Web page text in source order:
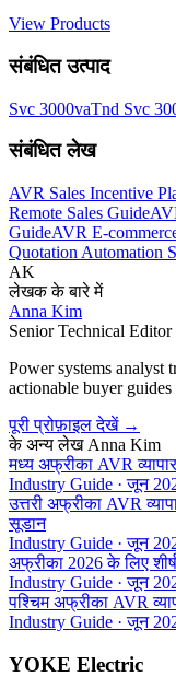
View Products
संबंधित उत्पाद
Svc 3000vaTnd Svc
संबंधित लेख
AVR Sales Incentive
Remote Sales Guide
GuideAVR E-
Quotation Automation
AK
लेखक के बारे में
Anna Kim
Senior Technical
Power systems analyst
actionable buyer
पूरी प्रोफ़ाइल देखें→
के अन्य लेख Anna Kim
मध्य अफ्रीका AVR
Industry Guide ·जून
उत्तरी अफ्रीका AVR
सूडान
Industry Guide ·जून
अफ्रीका 2026 के लिए
Industry Guide ·जून
पश्चिम अफ्रीका AVR
Industry Guide ·जून
YOKE Electric